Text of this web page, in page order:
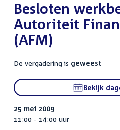
:Besloten
Autoriteit
(AFM)
De vergadering is geweest
Bekijk
25 mei 2009
11:00 - 14:00 uur